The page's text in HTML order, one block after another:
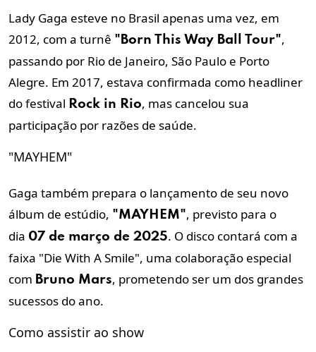
Lady Gaga esteve no Brasil apenas uma vez, em
2012, com a turnê "Born This Way Ball Tour",
passando por Rio de Janeiro, São Paulo e Porto
Alegre. Em 2017, estava confirmada como headliner
do festival Rock in Rio, mas cancelou sua
participação por razões de saúde.
"MAYHEM"
Gaga também prepara o lançamento de seu novo
álbum de estúdio, "MAYHEM", previsto para o
dia 07 de março de 2025. O disco contará com a
faixa "Die With A Smile", uma colaboração especial
com Bruno Mars, prometendo ser um dos grandes
sucessos do ano.
Como assistir ao show